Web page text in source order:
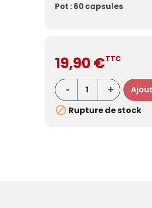
Pot : 60 capsules
19,90 €TTC
 Rupture de stock